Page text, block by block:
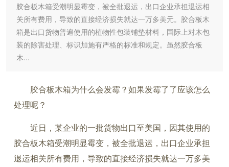
胶合板木箱受潮明显霉变，被全批退运，出口企业承担退运相
关所有费用，导致的直接经济损失就达一万多美元。胶合板木
箱是出口货物普遍使用的植物性包装铺垫材料，国际上对木包
装的除害处理、标识加施有严格的标准和规定。虽然胶合板
木...
胶合板木箱为什么会发霉？如果发霉了了应该怎么
处理呢？
近日，某企业的一批货物出口至美国，因其使用的
胶合板木箱受潮明显霉变，被全批退运，出口企业承担
退运相关所有费用，导致的直接经济损失就达一万多美